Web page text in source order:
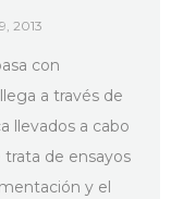
2013
con
a través de
llevados a cabo
trata de ensayos
y el